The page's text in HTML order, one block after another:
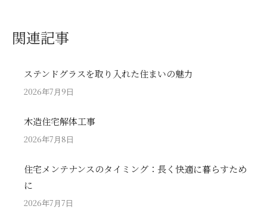
関連記事
ステンドグラスを取り入れた住まいの魅力
2026年7月9日
木造住宅解体工事
2026年7月8日
住宅メンテナンスのタイミング：長く快適に暮らすため
に
2026年7月7日